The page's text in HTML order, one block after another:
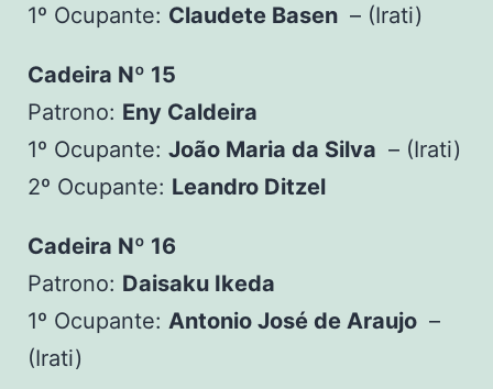
1º Ocupante: Claudete Basen – (Irati)
Cadeira Nº 15
Patrono: Eny Caldeira
1º Ocupante: João Maria da Silva – (Irati)
2º Ocupante: Leandro Ditzel
Cadeira Nº 16
Patrono: Daisaku Ikeda
1º Ocupante: Antonio José de Araujo –
(Irati)